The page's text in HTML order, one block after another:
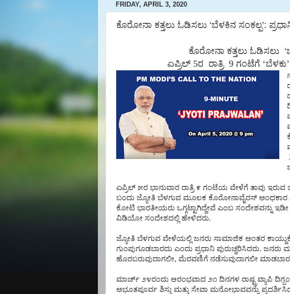
FRIDAY, APRIL 3, 2020
ಕೊರೋನಾ ಕತ್ತಲು ಓಡಿಸಲು ‘ಬೆಳಕಿನ ಸಂಕಲ್ಪ’:
ಕೊರೋನಾ ಕತ್ತಲು ಓಡಿಸಲು ‘
ಏಪ್ರಿಲ್ 5ರ ರಾತ್ರಿ 9 ಗಂಟೆಗೆ
ಏಪ್ರಿಲ್ ೫ರ ಭಾನುವಾರ ರಾತ್ರಿ ೯ ಗಂಟೆಯ ವೇಳೆಗೆ ತಾವು ಇರುವ
ಬಂದು ಜ್ಯೋತಿ ಬೆಳಗುವ ಮೂಲಕ ಕೊರೋನಾವೈರಸ್ ಅಂಧಕಾರ
ಕೋಟಿ ಭಾರತೀಯರು ಒಗ್ಗಟ್ಟಾಗಿದ್ದೇವೆ ಎಂಬ ಸಂದೇಶವನ್ನು ಇಡೀ
ವಿಡಿಯೋ ಸಂದೇಶದಲ್ಲಿ ಹೇಳಿದರು.
ಜ್ಯೋತಿ ಬೆಳಗುವ ವೇಳೆಯಲ್ಲಿ ಜನರು ಸಾಮಾಜಿಕ ಅಂತರ
ಗುಂಪುಗೂಡಬಾರದು ಎಂದು ಪ್ರಧಾನಿ ಪುರುಚ್ಚರಿಸಿದರು. ಜನರು
ಹೊರಬರುವುದಾಗಲೀ, ಮೆರವಣಿಗೆ ನಡೆಸುವುದಾಗಲೀ
ಮಾರ್ಚ್ ೨೪ರಂದು ಆರಂಭವಾದ ೨೧ ದಿನಗಳ ರಾಷ್ಟ್ರವ್ಯಾಪಿ
ಅಭೂತಪೂರ್ವ ಶಿಸ್ತು ಮತ್ತು ಸೇವಾ ಮನೋಭಾವವನ್ನು